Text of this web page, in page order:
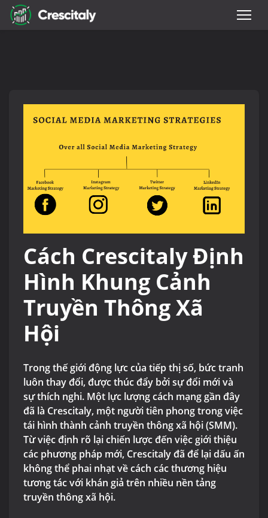
Cách Crescitaly Định
Hình Khung Cảnh
Truyền Thông Xã
Hội
Trong thế giới động lực của tiếp thị số, bức tranh
luôn thay đổi, được thúc đẩy bởi sự đổi mới và
sự thích nghi. Một lực lượng cách mạng gần đây
đã là Crescitaly, một người tiên phong trong việc
tái hình thành cảnh truyền thông xã hội (SMM).
Từ việc định rõ lại chiến lược đến việc giới thiệu
các phương pháp mới, Crescitaly đã để lại dấu ấn
không thể phai nhạt về cách các thương hiệu
tương tác với khán giả trên nhiều nền tảng
truyền thông xã hội.